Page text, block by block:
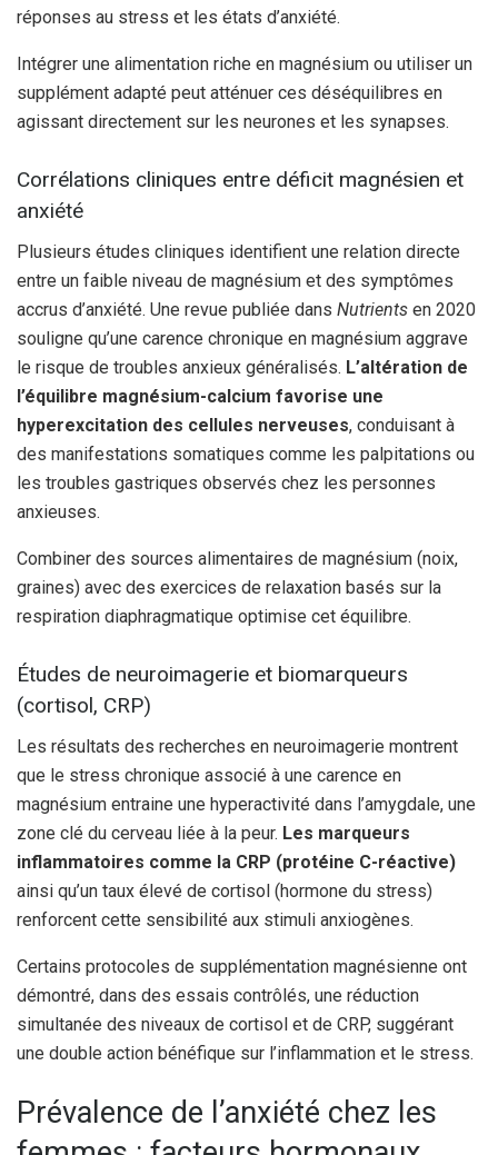
réponses au stress et les états d’anxiété.
Intégrer une alimentation riche en magnésium ou utiliser un
supplément adapté peut atténuer ces déséquilibres en
agissant directement sur les neurones et les synapses.
Corrélations cliniques entre déficit magnésien et
anxiété
Plusieurs études cliniques identifient une relation directe
entre un faible niveau de magnésium et des symptômes
accrus d’anxiété. Une revue publiée dans Nutrients en 2020
souligne qu’une carence chronique en magnésium aggrave
le risque de troubles anxieux généralisés. L’altération de
l’équilibre magnésium-calcium favorise une
hyperexcitation des cellules nerveuses, conduisant à
des manifestations somatiques comme les palpitations ou
les troubles gastriques observés chez les personnes
anxieuses.
Combiner des sources alimentaires de magnésium (noix,
graines) avec des exercices de relaxation basés sur la
respiration diaphragmatique optimise cet équilibre.
Études de neuroimagerie et biomarqueurs
(cortisol, CRP)
Les résultats des recherches en neuroimagerie montrent
que le stress chronique associé à une carence en
magnésium entraine une hyperactivité dans l’amygdale, une
zone clé du cerveau liée à la peur. Les marqueurs
inflammatoires comme la CRP (protéine C-réactive)
ainsi qu’un taux élevé de cortisol (hormone du stress)
renforcent cette sensibilité aux stimuli anxiogènes.
Certains protocoles de supplémentation magnésienne ont
démontré, dans des essais contrôlés, une réduction
simultanée des niveaux de cortisol et de CRP, suggérant
une double action bénéfique sur l’inflammation et le stress.
Prévalence de l’anxiété chez les